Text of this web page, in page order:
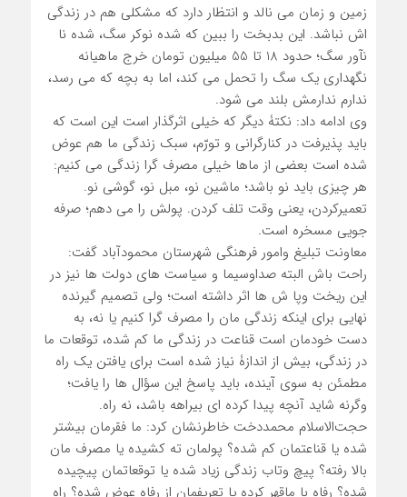
زمین و زمان می نالد و انتظار دارد که مشکلی هم در زندگی
اش نباشد. این بدبخت را ببین که شده نوکر سگ، شده نا
نآور سگ؛ حدود 18 تا 55 میلیون تومان خرج ماهیانه
نگهداری یک سگ را تحمل می کند، اما به بچه که می رسد،
ندارم ندارمش بلند می شود.
وی ادامه داد: نکتۀ دیگر که خیلی اثرگذار است این است که
باید پذیرفت در کنارگرانی و تورّم، سبک زندگی ما هم عوض
شده است بعضی از ماها خیلی مصرف گرا زندگی می کنیم:
هر چیزی باید نو باشد؛ ماشین نو، مبل نو، گوشی نو.
تعمیرکردن، یعنی وقت تلف کردن. پولش را می دهم؛ صرفه
جویی مسخره است.
معاونت تبلیغ وامور فرهنگی شهرستان محمودآباد گفت:
راحت باش البته صداوسیما و سیاست های دولت ها نیز در
این ریخت وپا ش ها اثر داشته است؛ ولی تصمیم گیرنده
نهایی برای اینکه زندگی مان را مصرف گرا کنیم یا نه، به
دست خودمان است قناعت در زندگی ما کم شده، توقعات ما
در زندگی، بیش از اندازۀ نیاز شده است برای یافتن یک راه
مطمئن به سوی آینده، باید پاسخ این سؤال ها را یافت؛
وگرنه شاید آنچه پیدا کرده ای بیراهه باشد، نه راه.
حجت‌الاسلام محمددخت خاطرنشان کرد: ما فقرمان بیشتر
شده یا قناعتمان کم شده؟ پولمان ته کشیده یا مصرف مان
بالا رفته؟ پیچ وتاب زندگی زیاد شده یا توقعاتمان پیچیده